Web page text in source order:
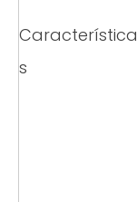
Característica
s